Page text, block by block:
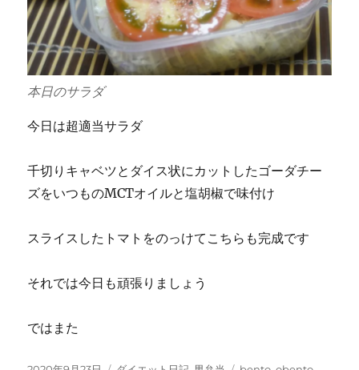
本日のサラダ
今日は超適当サラダ
千切りキャベツとダイス状にカットしたゴーダチー
ズをいつものMCTオイルと塩胡椒で味付け
スライスしたトマトをのっけてこちらも完成です
それでは今日も頑張りましょう
ではまた